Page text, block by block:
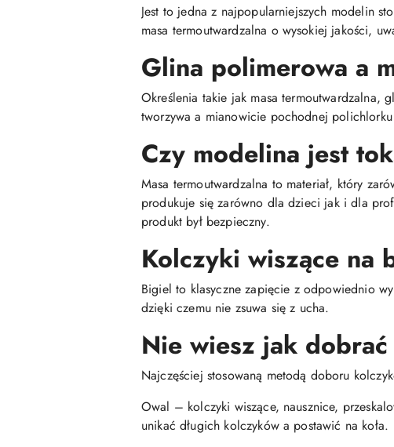
Jest to jedna z najpopularniejszych modelin
masa termoutwardzalna o wysokiej jakości,
Glina polimerowa a
Określenia takie jak masa termoutwardzalna,
tworzywa a mianowicie pochodnej
Czy modelina jest
Masa termoutwardzalna to materiał, który
produkuje się zarówno dla dzieci jak i dla
produkt był bezpieczny.
Kolczyki wiszące na
Bigiel to klasyczne zapięcie z odpowiednio
dzięki czemu nie zsuwa się z ucha.
Nie wiesz jak
Najczęściej stosowaną metodą doboru
Owal – kolczyki wiszące, nausznice,
unikać długich kolczyków a postawić na koła.